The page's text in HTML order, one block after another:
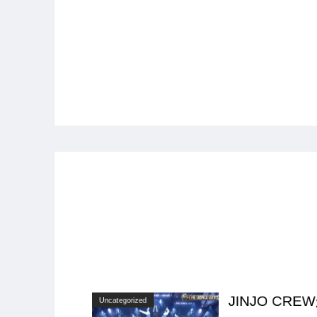
Uncategorized JINJO